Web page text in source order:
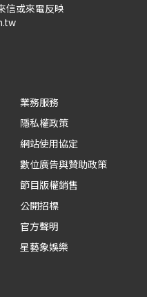
信或來電反映
業務服務
隱私權政策
網站使用協定
數位廣告與贊助政策
節目版權銷售
公開招標
官方聲明
星藝象娛樂